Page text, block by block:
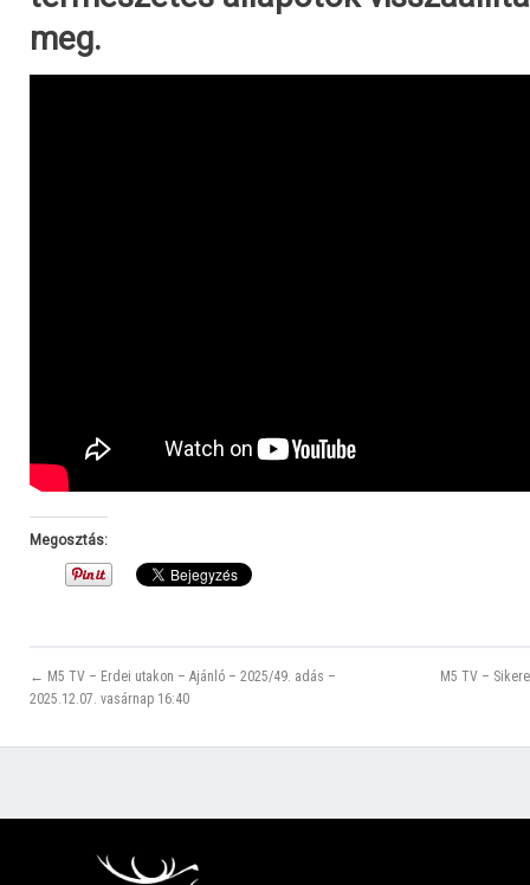
meg.
Megosztás:
← M5 TV – Erdei utakon – Ajánló – 2025/49. adás –
2025.12.07. vasárnap 16:40
M5 TV –